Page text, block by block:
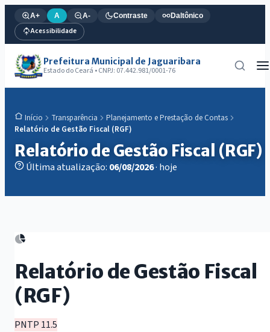
A+ A A- Contraste Daltônico
Acessibilidade
Prefeitura Municipal de Jaguaribara
Estado do Ceará • CNPJ: 07.442.981/0001-76
Início Transparência
Planejamento e Prestação de Contas
Relatório de Gestão Fiscal (RGF)
Relatório de Gestão Fiscal (RGF)
Última atualização: 06/08/2026· hoje
Relatório de Gestão Fiscal
(RGF)
PNTP 11.5